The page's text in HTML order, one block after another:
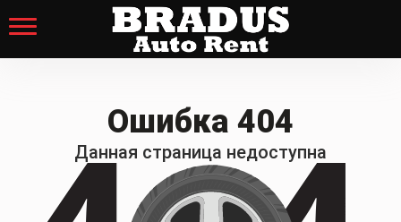
Ошибка 404
Данная страница недоступна